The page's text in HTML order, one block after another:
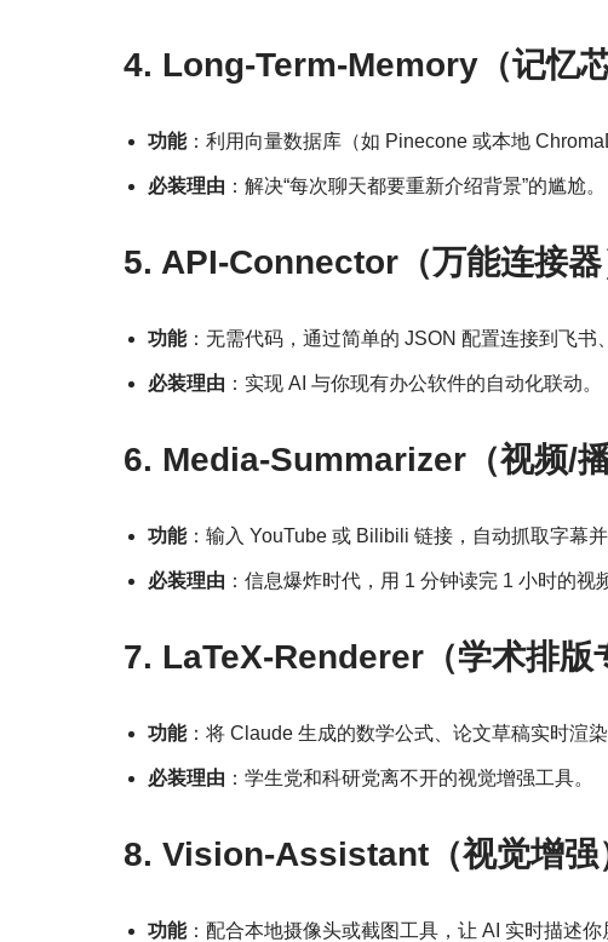
4. Long-Term-Memory（记忆芯
功能：利用向量数据库（如 Pinecone 或本地
必装理由 ：解决“每次聊天都要重新介绍背景”的尴尬。
5. API-Connector（万能连接器
功能：无需代码，通过简单的 JSON 配置连接到飞书
必装理由 ：实现 AI 与你现有办公软件的自动化联动。
6. Media-Summarizer（视频/播
功能：输入 YouTube 或 Bilibili 链接，自动抓取字幕并
必装理由 ：信息爆炸时代，用 1 分钟读完 1 小时的视
7. LaTeX-Renderer（学术排版
功能：将 Claude 生成的数学公式、论文草稿实时渲
必装理由 ：学生党和科研党离不开的视觉增强工具。
8. Vision-Assistant（视觉增强
功能：配合本地摄像头或截图工具，让 AI 实时描述你